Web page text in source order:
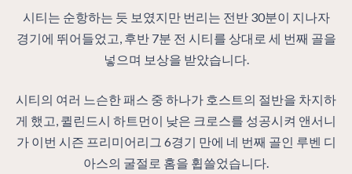
시티는 순항하는 듯 보였지만 번리는 전반 30분이 지나자
경기에 뛰어들었고, 후반 7분 전 시티를 상대로 세 번째 골을
넣으며 보상을 받았습니다.
시티의 여러 느슨한 패스 중 하나가 호스트의 절반을 차지하
게 했고, 퀼린드시 하트먼이 낮은 크로스를 성공시켜 앤서니
가 이번 시즌 프리미어리그 6경기 만에 네 번째 골인 루벤 디
아스의 굴절로 홈을 휩쓸었습니다.